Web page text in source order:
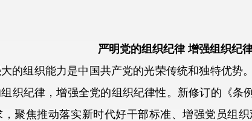
严明党的组织纪律 增强组织纪
组织能力是中国共产党的光荣传统和独特优势
织纪律，增强全党的组织纪律性。新修订的《条
聚焦推动落实新时代好干部标准、增强党员组